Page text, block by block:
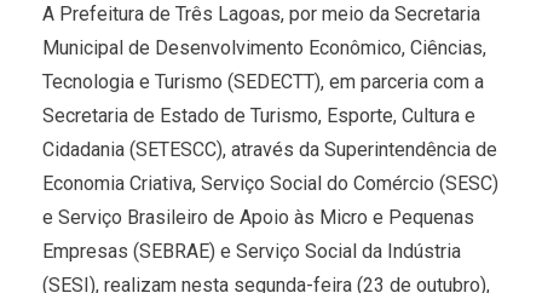
A Prefeitura de Três Lagoas, por meio da Secretaria
Municipal de Desenvolvimento Econômico, Ciências,
Tecnologia e Turismo (SEDECTT), em parceria com a
Secretaria de Estado de Turismo, Esporte, Cultura e
Cidadania (SETESCC), através da Superintendência de
Economia Criativa, Serviço Social do Comércio (SESC)
e Serviço Brasileiro de Apoio às Micro e Pequenas
Empresas (SEBRAE) e Serviço Social da Indústria
(SESI), realizam nesta segunda-feira (23 de outubro),